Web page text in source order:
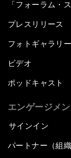
「フォーラム・
プレスリリース
フォトギャラリー
ビデオ
ポッドキャスト
エンゲージメン
サインイン
パートナー（組